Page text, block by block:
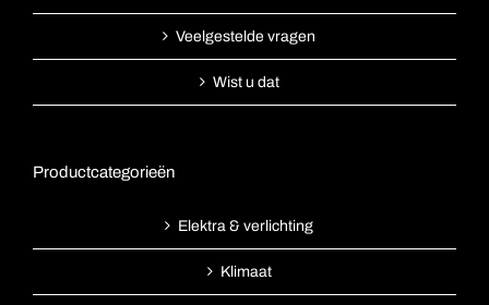
Veelgestelde vragen
Wist u dat
Productcategorieën
Elektra & verlichting
Klimaat